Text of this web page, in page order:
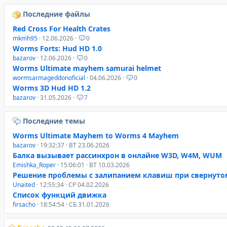
Последние файлы
Red Cross For Health Crates
mkmh95 · 12.06.2026 · 0
Worms Forts: Hud HD 1.0
bazarov · 12.06.2026 · 0
Worms Ultimate mayhem samurai helmet
wormsarmageddonoficial · 04.06.2026 · 0
Worms 3D Hud HD 1.2
bazarov · 31.05.2026 · 7
Последние темы
Worms Ultimate Mayhem to Worms 4 Mayhem
bazarov · 19:32:37 · ВТ 23.06.2026
Балка вызывает рассинхрон в онлайне W3D, W4M, WUM
Emishka_Roper · 15:06:01 · ВТ 10.03.2026
Решение проблемы с залипанием клавиш при
Unaited · 12:55:34 · СР 04.02.2026
Список функций движка
firsacho · 18:54:54 · СБ 31.01.2026